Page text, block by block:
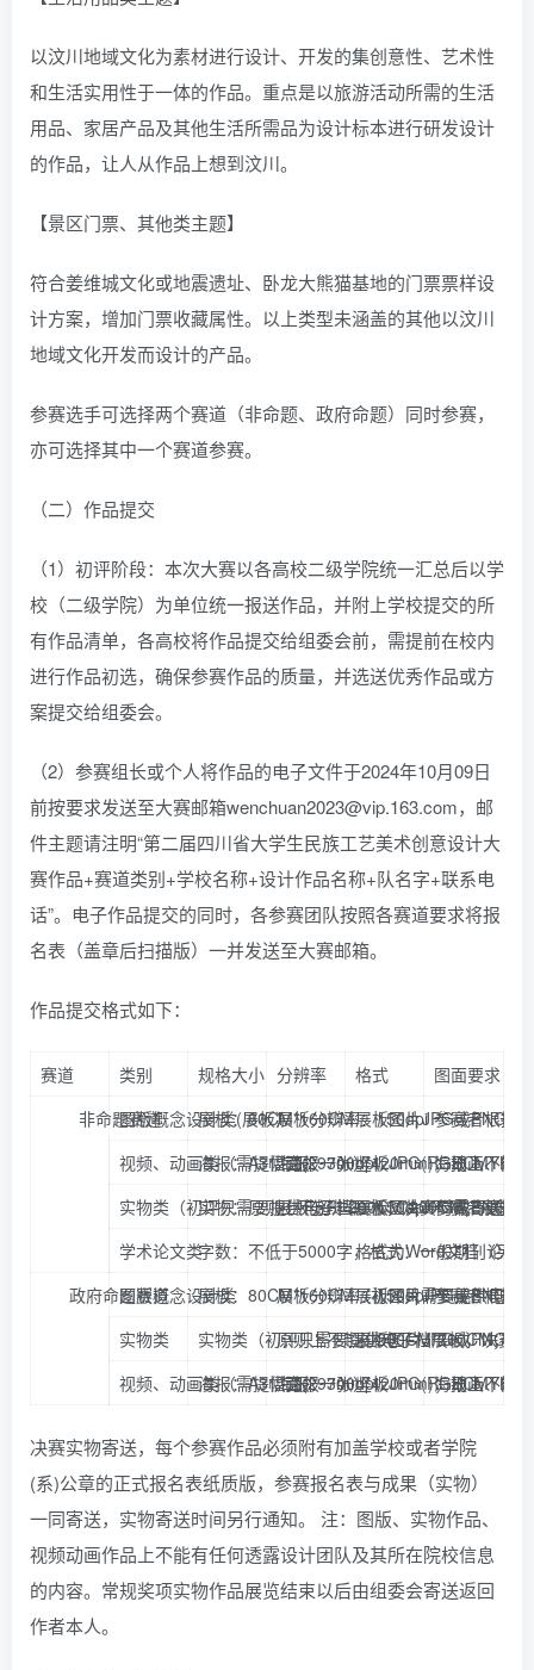
以汶川地域文化为素材进行设计、开发的集创意性、艺术性
和生活实用性于一体的作品。重点是以旅游活动所需的生活
用品、家居产品及其他生活所需品为设计标本进行研发设计
的作品，让人从作品上想到汶川。
【景区门票、其他类主题】
符合姜维城文化或地震遗址、卧龙大熊猫基地的门票票样设
计方案，增加门票收藏属性。以上类型未涵盖的其他以汶川
地域文化开发而设计的产品。
参赛选手可选择两个赛道（非命题、政府命题）同时参赛，
亦可选择其中一个赛道参赛。
（二）作品提交
（1）初评阶段：本次大赛以各高校二级学院统一汇总后以学
校（二级学院）为单位统一报送作品，并附上学校提交的所
有作品清单，各高校将作品提交给组委会前，需提前在校内
进行作品初选，确保参赛作品的质量，并选送优秀作品或方
案提交给组委会。
（2）参赛组长或个人将作品的电子文件于2024年10月09日
前按要求发送至大赛邮箱wenchuan2023@vip.163.com，邮
件主题请注明“第二届四川省大学生民族工艺美术创意设计大
赛作品+赛道类别+学校名称+设计作品名称+队名字+联系电
话”。电子作品提交的同时，各参赛团队按照各赛道要求将报
名表（盖章后扫描版）一并发送至大赛邮箱。
作品提交格式如下：
赛道 类别 规格大小 分辨率 格式
图面要求
非命题赛道图版概念设计类(展板）
展板：80CM*160CM展板分辨率：150dpi展板图片JPG或PNG（
参赛者根据
视频、动画类（需提供海报一张）
海报：A3幅面(297mm*420mm)；动画、短
海报：300dpi竖板JPG(RGBCMYK)
海报上不能
实物类（初评只需要提供电子档展板，决赛时需寄送实
实物：原则上不超过200CM*200CM；展板
展板分辨率：150dpi展板图片JPG或PNG（
参赛者根据
学术论文类字数：不低于5000字，格式：一般期刊论文
格式为Word文档（另
政府命题赛道图版概念设计类展板：80CM*160CM（初评只需要提供电子
展板分辨率：150dpi展板图片JPG或PNG（
参赛者根据
实物类
实物类（初评只需要提供电子档展板，决赛
原则上不超过200CM*200CM；
展板图片JPG或PNG（
视频、动画类（需提供海报一张）
海报：A3幅面(297mm*420mm)；动画、短
海报：300dpi竖板JPG(RGBCMYK)
海报上不能
决赛实物寄送，每个参赛作品必须附有加盖学校或者学院
(系)公章的正式报名表纸质版，参赛报名表与成果（实物）
一同寄送，实物寄送时间另行通知。 注：图版、实物作品、
视频动画作品上不能有任何透露设计团队及其所在院校信息
的内容。常规奖项实物作品展览结束以后由组委会寄送返回
作者本人。